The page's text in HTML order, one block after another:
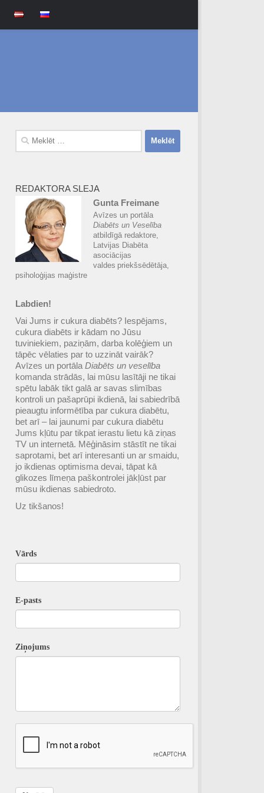
Meklēt:
REDAKTORA SLEJA
Gunta Freimane
Avīzes un portāla
Diabēts un Veselība
atbildīgā redaktore,
Latvijas Diabēta
asociācijas
valdes priekšsēdētāja,
psiholoģijas maģistre
Labdien!
Vai Jums ir cukura diabēts? Iespējams,
cukura diabēts ir kādam no Jūsu
tuviniekiem, paziņām, darba kolēģiem un
tāpēc vēlaties par to uzzināt vairāk?
Avīzes un portāla Diabēts un veselība
komanda strādās, lai mūsu lasītāji ne tikai
spētu labāk tikt galā ar savas slimības
kontroli un pašaprūpi ikdienā, lai sabiedrībā
pieaugtu informētība par cukura diabētu,
bet arī – lai jaunumi par cukura diabētu
Jums kļūtu par tikpat ierastu lietu kā ziņas
TV un internetā. Mēģināsim stāstīt ne tikai
saprotami, bet arī interesanti un ar smaidu,
jo ikdienas optimisma devai, tāpat kā
glikozes līmeņa paškontrolei jākļūst par
mūsu ikdienas sabiedroto.
Uz tikšanos!
Vārds
E-pasts
Ziņojums